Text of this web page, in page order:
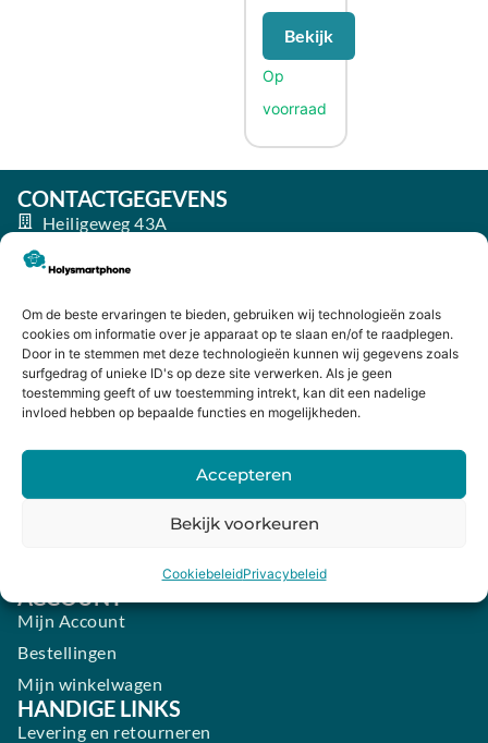
Om de beste ervaringen te bieden, gebruiken wij technologieën zoals
cookies om informatie over je apparaat op te slaan en/of te raadplegen.
Door in te stemmen met deze technologieën kunnen wij gegevens zoals
surfgedrag of unieke ID's op deze site verwerken. Als je geen
toestemming geeft of uw toestemming intrekt, kan dit een nadelige
invloed hebben op bepaalde functies en mogelijkheden.
Accepteren
Bekijk voorkeuren
CookiebeleidPrivacybeleid
Bekijk
CONTACTGEGEVENS
Heiligeweg 43A
1561 DE, Krommenie
075 641 5169
info@holysmartphone.nl
Maandag:
11:00 - 18:00
Dinsdag:
09:00 - 18:00
Woensdag:
09:00 - 18:00
Donderdag:
09:00 - 18:00
ACCOUNT
Mijn Account
Bestellingen
Mijn winkelwagen
HANDIGE LINKS
Levering en retourneren